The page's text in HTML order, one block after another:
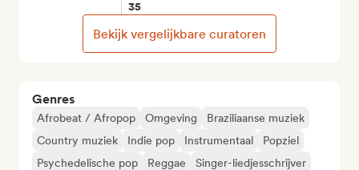
Genres
Afrobeat / Afropop Omgeving
Braziliaanse muziek
Country muziek
Indie pop Instrumentaal
Popziel
Psychedelische pop
Reggae Singer-liedjesschrijver
35
Bekijk vergelijkbare curatoren